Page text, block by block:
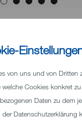
von uns und von Dritten
Cookies konkret
Daten zu dem
Datenschutzerklärung
und
Mittwoch, 28. Februar